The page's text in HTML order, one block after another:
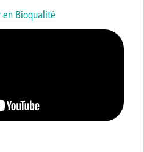
en Bioqualité